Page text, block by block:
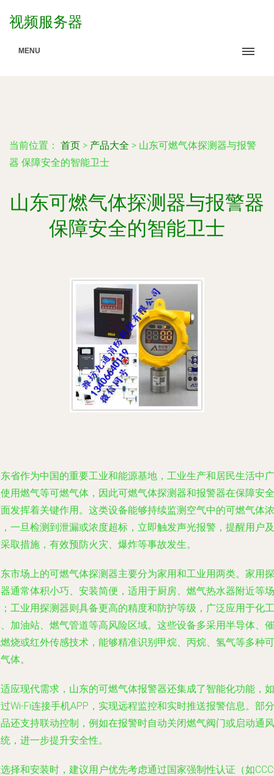
视频服务器
MENU
当前位置： 首页 > 产品大全 > 山东可燃气体探测器与报警
器 保障安全的智能卫士
山东可燃气体探测器与报警器
保障安全的智能卫士
省作为中国的重要工业和能源基地，工业生产和居民生活中广
用燃气等可燃气体，因此可燃气体探测器和报警器在保障安全
发挥着关键作用。这类设备能够持续监测空气中的可燃气体浓
一旦检测到泄漏或浓度超标，立即触发声光报警，提醒用户及
取措施，有效预防火灾、爆炸等事故发生。
市场上的可燃气体探测器主要分为家用和工业用两类。家用探
通常体积小巧、安装简便，适用于厨房、燃气热水器附近等场
工业用探测器则具备更高的精度和防护等级，广泛应用于化工
加油站、燃气管道等高风险区域。这些设备多采用半导体、催
烧或红外传感技术，能够精准识别甲烷、丙烷、氢气等多种可
体。
应现代需求，山东的可燃气体报警器还集成了智能化功能，如
Wi-Fi连接手机APP，实现远程监控和实时推送报警信息。部分
还支持联动控制，例如在报警时自动关闭燃气阀门或启动通风
，进一步提升安全性。
择和安装时，建议用户优先考虑通过国家强制性认证（如